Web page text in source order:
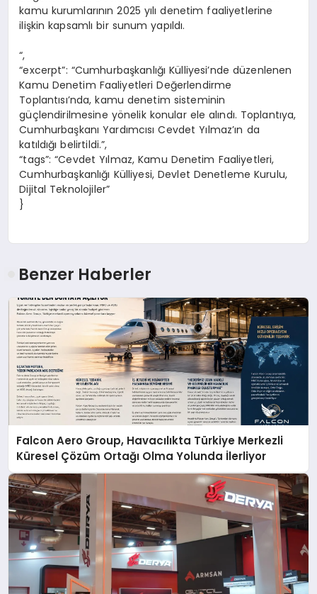
kamu kurumlarının 2025 yılı denetim faaliyetlerine
ilişkin kapsamlı bir sunum yapıldı.
“,
“excerpt”: “Cumhurbaşkanlığı Külliyesi’nde düzenlenen
Kamu Denetim Faaliyetleri Değerlendirme
Toplantısı’nda, kamu denetim sisteminin
güçlendirilmesine yönelik konular ele alındı. Toplantıya,
Cumhurbaşkanı Yardımcısı Cevdet Yılmaz’ın da
katıldığı belirtildi.”,
“tags”: “Cevdet Yılmaz, Kamu Denetim Faaliyetleri,
Cumhurbaşkanlığı Külliyesi, Devlet Denetleme Kurulu,
Dijital Teknolojiler”
}
Benzer Haberler
Falcon Aero Group, Havacılıkta Türkiye Merkezli
Küresel Çözüm Ortağı Olma Yolunda İlerliyor